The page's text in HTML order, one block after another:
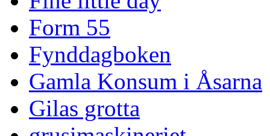
Form 55
Fynddagboken
Gamla Konsum i Åsarna
Gilas grotta